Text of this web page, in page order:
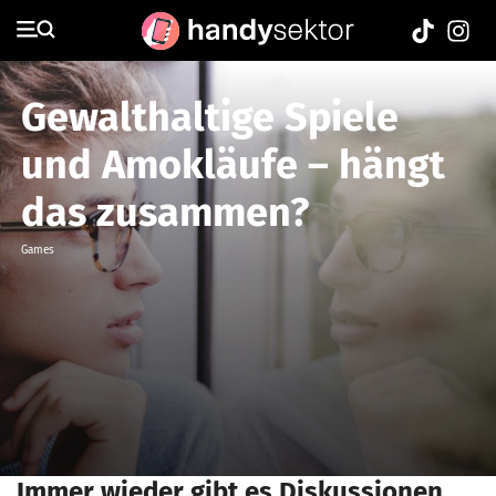
Gewalthaltige Spiele
und Amokläufe – hängt
das zusammen?
Games